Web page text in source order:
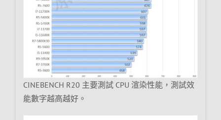
CINEBENCH R20 主要測試 CPU 渲染性能，測試效
能數字越高越好。